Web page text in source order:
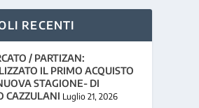
RECENTI
/ PARTIZAN:
IL PRIMO ACQUISTO
STAGIONE- DI
CAZZULANI Luglio 21, 2026